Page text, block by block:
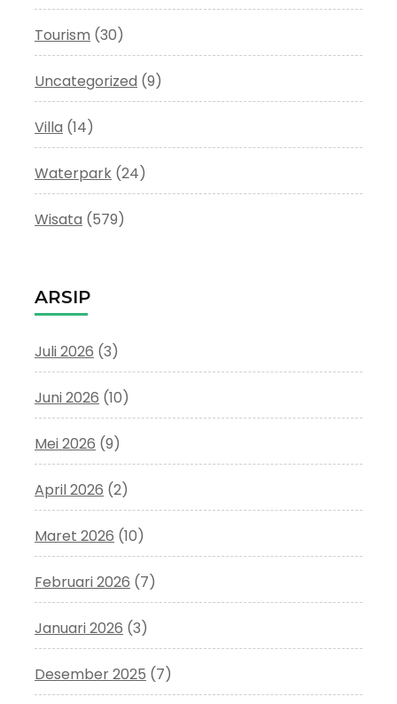
Tourism (30)
Uncategorized (9)
Villa (14)
Waterpark (24)
Wisata (579)
ARSIP
Juli 2026 (3)
Juni 2026 (10)
Mei 2026 (9)
April 2026 (2)
Maret 2026 (10)
Februari 2026 (7)
Januari 2026 (3)
Desember 2025 (7)